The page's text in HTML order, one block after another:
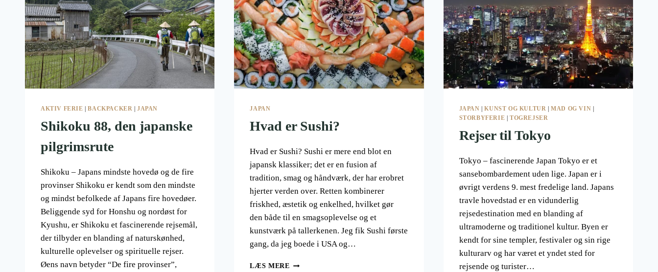
AKTIV FERIE |BACKPACKER |JAPAN
Shikoku 88, den japanske
pilgrimsrute
Shikoku – Japans mindste hovedø og de fire
provinser Shikoku er kendt som den mindste
og mindst befolkede af Japans fire hovedøer.
Beliggende syd for Honshu og nordøst for
Kyushu, er Shikoku et fascinerende rejsemål,
der tilbyder en blanding af naturskønhed,
kulturelle oplevelser og spirituelle rejser.
Øens navn betyder “De fire provinser”,
JAPAN
Hvad er Sushi?
Hvad er Sushi? Sushi er mere end blot en
japansk klassiker; det er en fusion af
tradition, smag og håndværk, der har erobret
hjerter verden over. Retten kombinerer
friskhed, æstetik og enkelhed, hvilket gør
den både til en smagsoplevelse og et
kunstværk på tallerkenen. Jeg fik Sushi første
gang, da jeg boede i USA og…
LÆS MERE HVAD
JAPAN |KUNST OG KULTUR |MAD OG VIN |
STORBYFERIE | TOGREJSER
Rejser til Tokyo
Tokyo – fascinerende Japan Tokyo er et
sansebombardement uden lige. Japan er i
øvrigt verdens 9. mest fredelige land. Japans
travle hovedstad er en vidunderlig
rejsedestination med en blanding af
ultramoderne og traditionel kultur. Byen er
kendt for sine templer, festivaler og sin rige
kulturarv og har været et yndet sted for
rejsende og turister…